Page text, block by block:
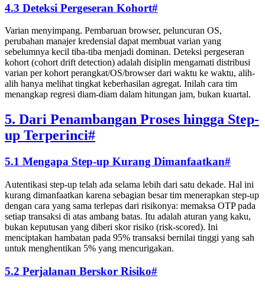
4.3 Deteksi Pergeseran Kohort#
Varian menyimpang. Pembaruan browser, peluncuran OS,
perubahan manajer kredensial dapat membuat varian yang
sebelumnya kecil tiba-tiba menjadi dominan. Deteksi pergeseran
kohort (cohort drift detection) adalah disiplin mengamati distribusi
varian per kohort perangkat/OS/browser dari waktu ke waktu, alih-
alih hanya melihat tingkat keberhasilan agregat. Inilah cara tim
menangkap regresi diam-diam dalam hitungan jam, bukan kuartal.
5. Dari Penambangan Proses hingga Step-
up Terperinci#
5.1 Mengapa Step-up Kurang Dimanfaatkan#
Autentikasi step-up telah ada selama lebih dari satu dekade. Hal ini
kurang dimanfaatkan karena sebagian besar tim menerapkan step-up
dengan cara yang sama terlepas dari risikonya: memaksa OTP pada
setiap transaksi di atas ambang batas. Itu adalah aturan yang kaku,
bukan keputusan yang diberi skor risiko (risk-scored). Ini
menciptakan hambatan pada 95% transaksi bernilai tinggi yang sah
untuk menghentikan 5% yang mencurigakan.
5.2 Perjalanan Berskor Risiko#